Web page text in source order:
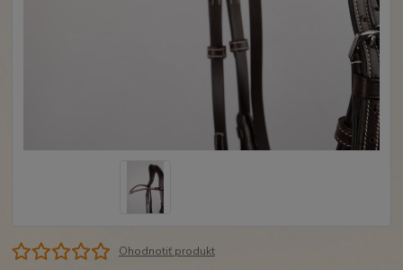
Ohodnotiť produkt